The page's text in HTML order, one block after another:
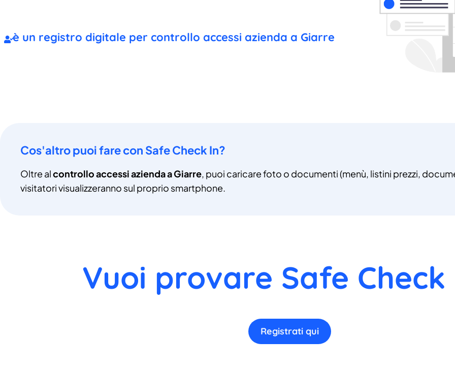
è un registro digitale per controllo accessi azienda a Giarre
Cos'altro puoi fare con Safe Check In?
Oltre alcontrollo accessi azienda a Giarre, puoi caricare foto o documenti (menù, listini prezzi,
visitatori visualizzeranno sul proprio smartphone.
Vuoi provare Safe Check
Registrati qui